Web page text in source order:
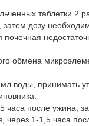
таблетки 2
дозу
почечная
обмена
воды, принимать
часа после ужина,
через 1-1,5 часа